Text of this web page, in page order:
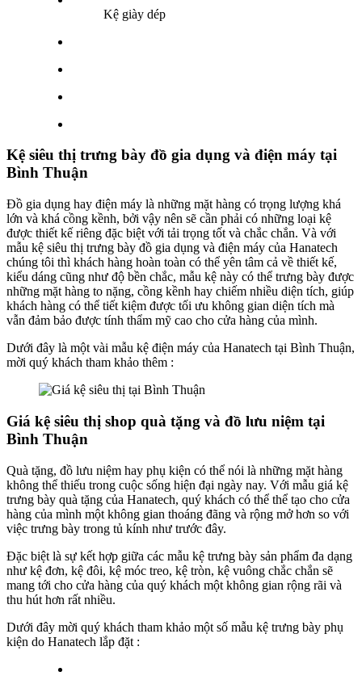
Kệ giày dép
Kệ siêu thị trưng bày đồ gia dụng và điện máy tại
Bình Thuận
Đồ gia dụng hay điện máy là những mặt hàng có trọng lượng khá
lớn và khá cồng kềnh, bởi vậy nên sẽ cần phải có những loại kệ
được thiết kế riêng đặc biệt với tải trọng tốt và chắc chắn. Và với
mẫu kệ siêu thị trưng bày đồ gia dụng và điện máy của Hanatech
chúng tôi thì khách hàng hoàn toàn có thể yên tâm cả về thiết kế,
kiểu dáng cũng như độ bền chắc, mẫu kệ này có thể trưng bày được
những mặt hàng to nặng, cồng kềnh hay chiếm nhiều diện tích, giúp
khách hàng có thể tiết kiệm được tối ưu không gian diện tích mà
vẫn đảm bảo được tính thẩm mỹ cao cho cửa hàng của mình.
Dưới đây là một vài mẫu kệ điện máy của Hanatech tại Bình Thuận,
mời quý khách tham khảo thêm :
Giá kệ siêu thị shop quà tặng và đồ lưu niệm tại
Bình Thuận
Quà tặng, đồ lưu niệm hay phụ kiện có thể nói là những mặt hàng
không thể thiếu trong cuộc sống hiện đại ngày nay. Với mẫu giá kệ
trưng bày quà tặng của Hanatech, quý khách có thể thể tạo cho cửa
hàng của mình một không gian thoáng đãng và rộng mở hơn so với
việc trưng bày trong tủ kính như trước đây.
Đặc biệt là sự kết hợp giữa các mẫu kệ trưng bày sản phẩm đa dạng
như kệ đơn, kệ đôi, kệ móc treo, kệ tròn, kệ vuông chắc chắn sẽ
mang tới cho cửa hàng của quý khách một không gian rộng rãi và
thu hút hơn rất nhiều.
Dưới đây mời quý khách tham khảo một số mẫu kệ trưng bày phụ
kiện do Hanatech lắp đặt :